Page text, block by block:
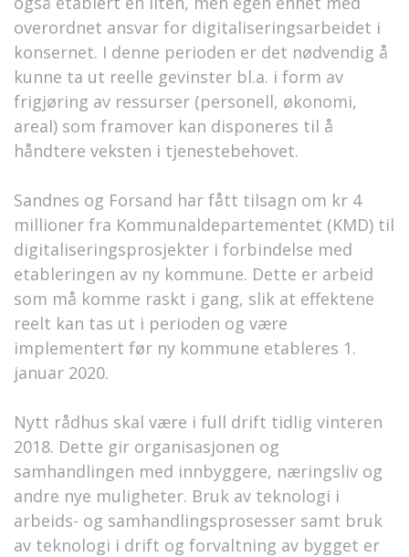
overordnet ansvar for digitaliseringsarbeidet i
konsernet. I denne perioden er det nødvendig å
kunne ta ut reelle gevinster bl.a. i form av
frigjøring av ressurser (personell, økonomi,
areal) som framover kan disponeres til å
håndtere veksten i tjenestebehovet.
Sandnes og Forsand har fått tilsagn om kr 4
millioner fra Kommunaldepartementet (KMD) til
digitaliseringsprosjekter i forbindelse med
etableringen av ny kommune. Dette er arbeid
som må komme raskt i gang, slik at effektene
reelt kan tas ut i perioden og være
implementert før ny kommune etableres 1.
januar 2020.
Nytt rådhus skal være i full drift tidlig vinteren
2018. Dette gir organisasjonen og
samhandlingen med innbyggere, næringsliv og
andre nye muligheter. Bruk av teknologi i
arbeids- og samhandlingsprosesser samt bruk
av teknologi i drift og forvaltning av bygget er